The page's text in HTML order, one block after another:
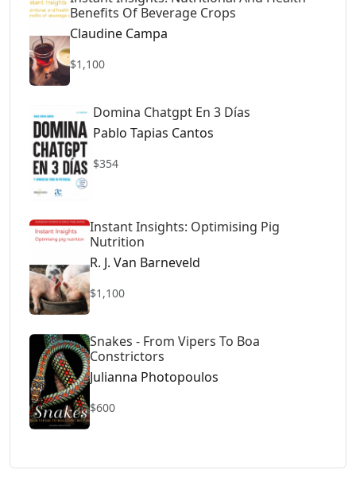
Benefits Of Beverage Crops
Claudine Campa
$1,100
Domina Chatgpt En 3 Días
Pablo Tapias Cantos
$354
Instant Insights: Optimising Pig
Nutrition
R. J. Van Barneveld
$1,100
Snakes - From Vipers To Boa
Constrictors
Julianna Photopoulos
$600